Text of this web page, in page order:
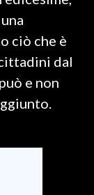
ciò che è
dal
e non